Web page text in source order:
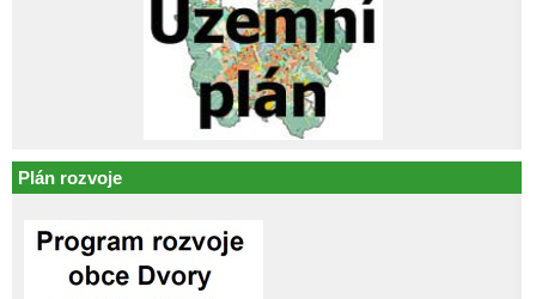
Plán rozvoje